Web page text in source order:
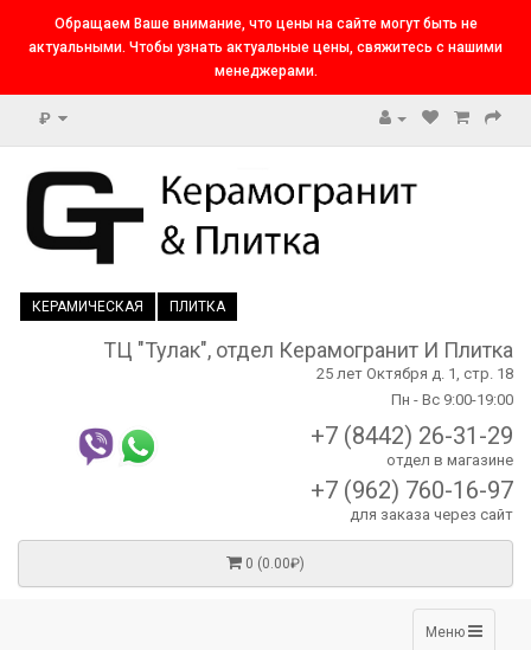
Обращаем Ваше внимание, что цены на сайте могут быть не
актуальными. Чтобы узнать актуальные цены, свяжитесь с нашими
менеджерами.
₽
КЕРАМИЧЕСКАЯ ПЛИТКА
ТЦ "Тулак", отдел Керамогранит И Плитка
25 лет Октября д. 1, стр. 18
Пн - Вс 9:00-19:00
+7 (8442) 26-31-29
отдел в магазине
+7 (962) 760-16-97
для заказа через сайт
0 (0.00₽)
Меню